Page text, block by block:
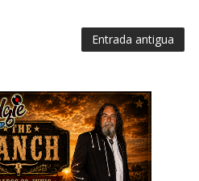
Entrada antigua